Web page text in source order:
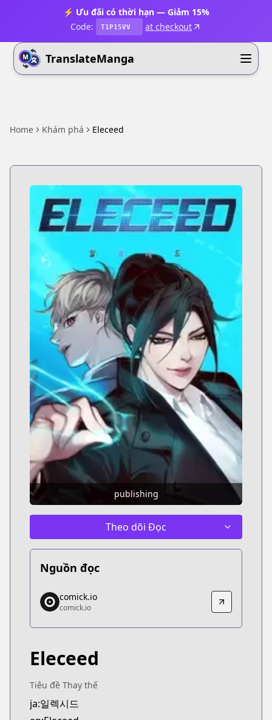
⚡ Ưu đãi có thời hạn — Giảm 15%
Code:
T1P15VV at checkout
TranslateManga
Home Khám phá Eleceed
publishing
Theo dõi Đọc
Nguồn đọc
comick.io
comick.io
comick.io
comick.io
Eleceed
Tiêu đề Thay thế
ja:일렉시드